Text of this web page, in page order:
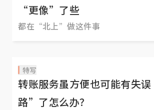
“更像”了些
都在“北上”做这件事
特写
转账服务虽方便也可能有失
路”了怎么办？